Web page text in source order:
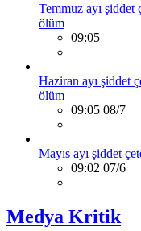
Temmuz ayı şiddet
ölüm
09:05
Haziran ayı şiddet
ölüm
09:05 08/7
Mayıs ayı şiddet
09:02 07/6
Medya Kritik